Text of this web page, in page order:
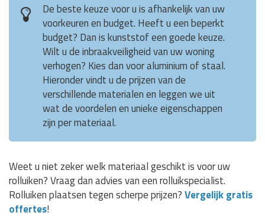
De beste keuze voor u is afhankelijk van uw
voorkeuren en budget. Heeft u een beperkt
budget? Dan is kunststof een goede keuze.
Wilt u de inbraakveiligheid van uw woning
verhogen? Kies dan voor aluminium of staal.
Hieronder vindt u de prijzen van de
verschillende materialen en leggen we uit
wat de voordelen en unieke eigenschappen
zijn per materiaal.
Weet u niet zeker welk materiaal geschikt is voor uw
rolluiken? Vraag dan advies van een rolluikspecialist.
Rolluiken plaatsen tegen scherpe prijzen?Vergelijk gratis
offertes!